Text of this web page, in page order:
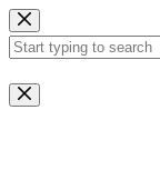
Zum
Inhalt
springen
Keine
Ergebnisse